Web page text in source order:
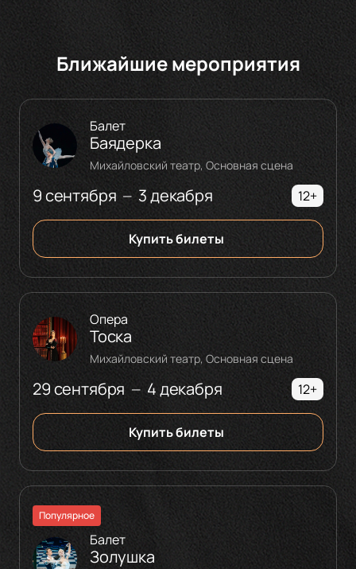
Ближайшие мероприятия
9 сентября — 3 декабря
Балет
Баядерка
Михайловский театр, Основная сцена
12+
Купить билеты
29 сентября — 4 декабря
Опера
Тоска
Михайловский театр, Основная сцена
12+
Купить билеты
Популярное
Балет
Золушка